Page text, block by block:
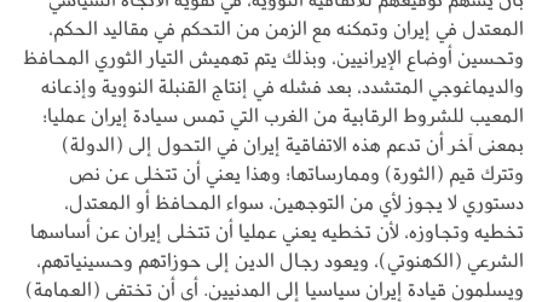
المعتدل في إيران وتمكنه مع الزمن من التحكم في مقاليد الحكم،
وتحسين أوضاع الإيرانيين، وبذلك يتم تهميش التيار الثوري المحافظ
والديماغوجي المتشدد، بعد فشله في إنتاج القنبلة النووية وإذعانه
المعيب للشروط الرقابية من الغرب التي تمس سيادة إيران عمليا؛
بمعنى آخر أن تدعم هذه الاتفاقية إيران في التحول إلى (الدولة)
وتترك قيم (الثورة) وممارساتها؛ وهذا يعني أن تتخلى عن نص
دستوري لا يجوز لأي من التوجهين، سواء المحافظ أو المعتدل،
تخطيه وتجاوزه، لأن تخطيه يعني عمليا أن تتخلى إيران عن أساسها
الشرعي (الكهنوتي)، ويعود رجال الدين إلى حوزاتهم وحسينياتهم،
ويسلمون قيادة إيران سياسيا إلى المدنيين. أي أن تختفي (العمامة)